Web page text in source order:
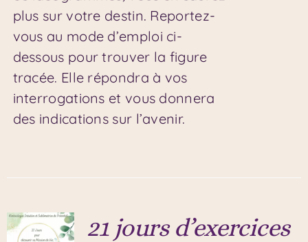
plus sur votre destin. Reportez-
vous au mode d’emploi ci-
dessous pour trouver la figure
tracée. Elle répondra à vos
interrogations et vous donnera
des indications sur l’avenir.
21 jours d’exercices